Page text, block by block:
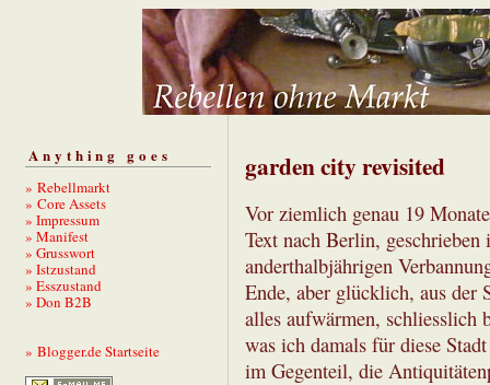
Anything goes
» Rebellmarkt
» Core Assets
» Impressum
» Manifest
» Grusswort
» Istzustand
» Esszustand
» Don B2B
» Blogger.de Startseite
garden city revisited
Vor ziemlich genau 19
Text nach Berlin,
anderthalbjährigen
Ende, aber glücklich, aus der
alles aufwärmen, schliesslich
was ich damals für diese
im Gegenteil, die